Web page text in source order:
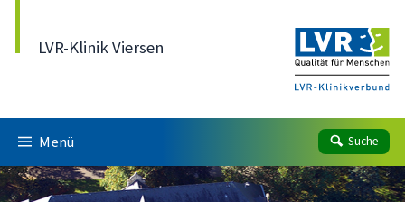
LVR-Klinik Viersen
Menü Suche